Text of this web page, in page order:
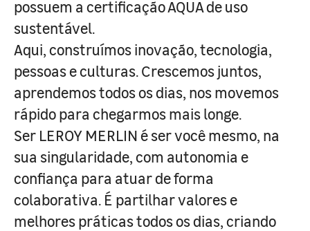
possuem a certificação AQUA de uso
sustentável.
Aqui, construímos inovação, tecnologia,
pessoas e culturas. Crescemos juntos,
aprendemos todos os dias, nos movemos
rápido para chegarmos mais longe.
Ser LEROY MERLIN é ser você mesmo, na
sua singularidade, com autonomia e
confiança para atuar de forma
colaborativa. É partilhar valores e
melhores práticas todos os dias, criando